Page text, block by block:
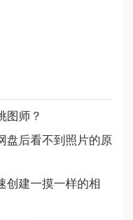
图师？
盘后看不到照片的原
创建一摸一样的相